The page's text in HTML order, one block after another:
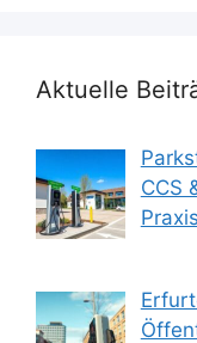
Aktuelle
CCS